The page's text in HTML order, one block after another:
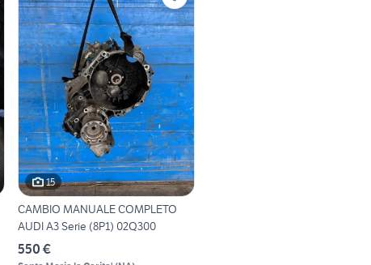
15
CAMBIO MANUALE COMPLETO
AUDI A3 Serie (8P1) 02Q300
550 €